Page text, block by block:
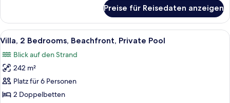
VILLA)
anzeigen
2 Schlafzimmer,
eigener
Pool
POOL
VILLA)
Preise für Reisedaten anzeigen
Alle
Fotos
für
Villa,
2
Bedrooms,
Ein moderner Poolbereich im Freien
8
Villa, 2 Bedrooms, Beachfront, Private Pool
Blick auf den Strand
242 m²
Platz für 6 Personen
2 Doppelbetten